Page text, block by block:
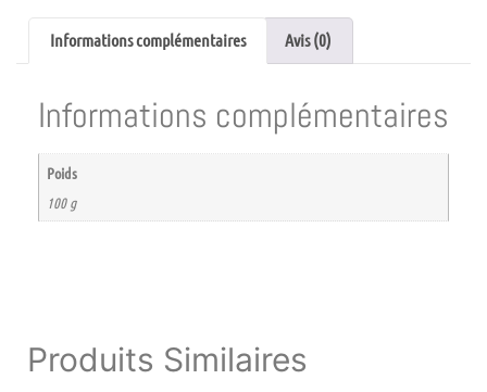
Informations complémentaires Avis (0)
Informations complémentaires
Poids
100 g
Produits Similaires